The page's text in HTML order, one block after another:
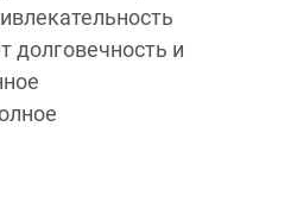
долговечность и